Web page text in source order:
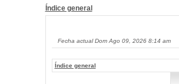
Índice general
Fecha actual Dom Ago 09, 2026 8:14 am
Índice general